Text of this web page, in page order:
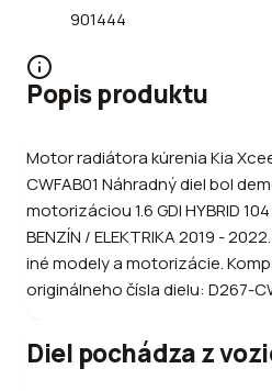
901444
Popis produktu
Motor radiátora kúrenia Kia
CWFAB01 Náhradný diel bol
motorizáciou 1.6 GDI HYBRID 104
BENZÍN / ELEKTRIKA 2019 -
iné modely a motorizácie.
originálneho čísla dielu: D267-
Diel pochádza z